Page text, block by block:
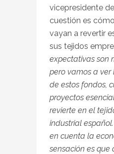
vicepresidente
cuestión es
vayan a revertir
sus tejidos
expectativas son
pero vamos a ver
de estos fondos,
proyectos
revierte en el
industrial
en cuenta la
sensación es que